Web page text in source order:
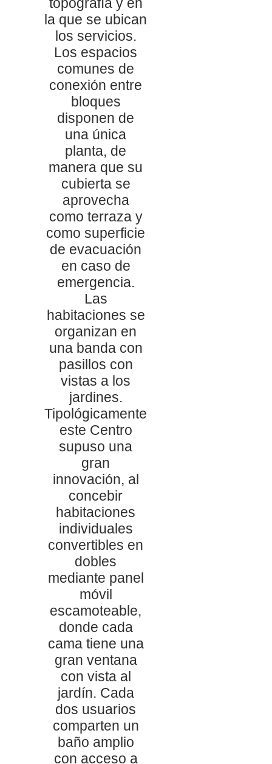
la que se ubican
los servicios.
Los espacios
comunes de
conexión entre
bloques
disponen de
una única
planta, de
manera que su
cubierta se
aprovecha
como terraza y
como superficie
de evacuación
en caso de
emergencia.
Las
habitaciones se
organizan en
una banda con
pasillos con
vistas a los
jardines.
Tipológicamente
este Centro
supuso una
gran
innovación, al
concebir
habitaciones
individuales
convertibles en
dobles
mediante panel
móvil
escamoteable,
donde cada
cama tiene una
gran ventana
con vista al
jardín. Cada
dos usuarios
comparten un
baño amplio
con acceso a